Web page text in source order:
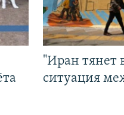
"Иран тянет
ситуация